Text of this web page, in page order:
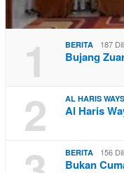
1 BERITA 187
Bujang
2 AL HARIS WAYS
Al Haris
BERITA 156
Bukan